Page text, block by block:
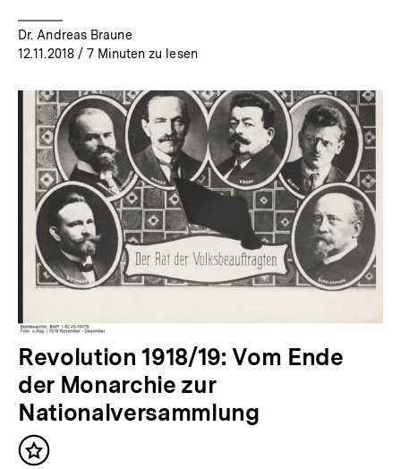
Dr. Andreas Braune
12.11.2018/ 7 Minuten zu lesen
Revolution 1918/19: Vom Ende
der Monarchie zur
Nationalversammlung
Inhalt